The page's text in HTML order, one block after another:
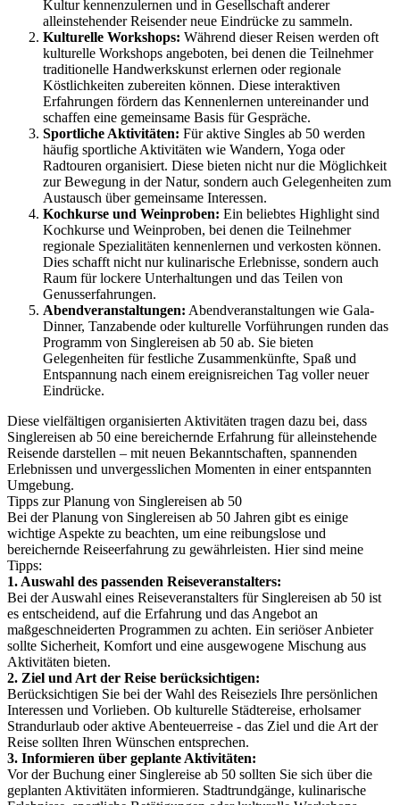
Kultur kennenzulernen und in Gesellschaft anderer
alleinstehender Reisender neue Eindrücke zu sammeln.
Kulturelle Workshops: Während dieser Reisen werden oft
kulturelle Workshops angeboten, bei denen die Teilnehmer
traditionelle Handwerkskunst erlernen oder regionale
Köstlichkeiten zubereiten können. Diese interaktiven
Erfahrungen fördern das Kennenlernen untereinander und
schaffen eine gemeinsame Basis für Gespräche.
Sportliche Aktivitäten: Für aktive Singles ab 50 werden
häufig sportliche Aktivitäten wie Wandern, Yoga oder
Radtouren organisiert. Diese bieten nicht nur die Möglichkeit
zur Bewegung in der Natur, sondern auch Gelegenheiten zum
Austausch über gemeinsame Interessen.
Kochkurse und Weinproben: Ein beliebtes Highlight sind
Kochkurse und Weinproben, bei denen die Teilnehmer
regionale Spezialitäten kennenlernen und verkosten können.
Dies schafft nicht nur kulinarische Erlebnisse, sondern auch
Raum für lockere Unterhaltungen und das Teilen von
Genusserfahrungen.
Abendveranstaltungen: Abendveranstaltungen wie Gala-
Dinner, Tanzabende oder kulturelle Vorführungen runden das
Programm von Singlereisen ab 50 ab. Sie bieten
Gelegenheiten für festliche Zusammenkünfte, Spaß und
Entspannung nach einem ereignisreichen Tag voller neuer
Eindrücke.
Diese vielfältigen organisierten Aktivitäten tragen dazu bei, dass
Singlereisen ab 50 eine bereichernde Erfahrung für alleinstehende
Reisende darstellen – mit neuen Bekanntschaften, spannenden
Erlebnissen und unvergesslichen Momenten in einer entspannten
Umgebung.
Tipps zur Planung von Singlereisen ab 50
Bei der Planung von Singlereisen ab 50 Jahren gibt es einige
wichtige Aspekte zu beachten, um eine reibungslose und
bereichernde Reiseerfahrung zu gewährleisten. Hier sind meine
Tipps:
1. Auswahl des passenden Reiseveranstalters:
Bei der Auswahl eines Reiseveranstalters für Singlereisen ab 50 ist
es entscheidend, auf die Erfahrung und das Angebot an
maßgeschneiderten Programmen zu achten. Ein seriöser Anbieter
sollte Sicherheit, Komfort und eine ausgewogene Mischung aus
Aktivitäten bieten.
2. Ziel und Art der Reise berücksichtigen:
Berücksichtigen Sie bei der Wahl des Reiseziels Ihre persönlichen
Interessen und Vorlieben. Ob kulturelle Städtereise, erholsamer
Strandurlaub oder aktive Abenteuerreise - das Ziel und die Art der
Reise sollten Ihren Wünschen entsprechen.
3. Informieren über geplante Aktivitäten:
Vor der Buchung einer Singlereise ab 50 sollten Sie sich über die
geplanten Aktivitäten informieren. Stadtrundgänge, kulinarische